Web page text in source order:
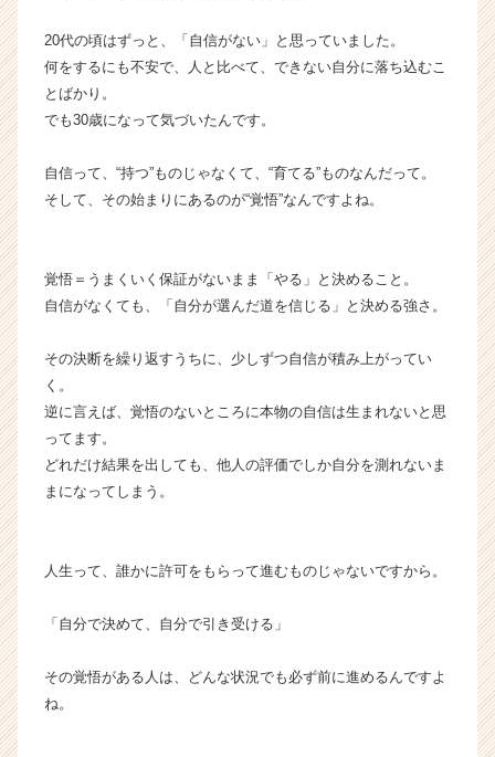
ス
カ
が
く
就
ト
チ
キ
リ
h
C
r
r）
20代の頃はずっと、「自信がない」と思っていました。
何をするにも不安で、人と比べて、できない自分に落ち込むこ
とばかり。
でも30歳になって気づいたんです。
自信って、“持つ”ものじゃなくて、“育てる”ものなんだって。
そして、その始まりにあるのが“覚悟”なんですよね。
覚悟＝うまくいく保証がないまま「やる」と決めること。
自信がなくても、「自分が選んだ道を信じる」と決める強さ。
その決断を繰り返すうちに、少しずつ自信が積み上がってい
く。
逆に言えば、覚悟のないところに本物の自信は生まれないと思
ってます。
どれだけ結果を出しても、他人の評価でしか自分を測れないま
まになってしまう。
人生って、誰かに許可をもらって進むものじゃないですから。
「自分で決めて、自分で引き受ける」
その覚悟がある人は、どんな状況でも必ず前に進めるんですよ
ね。